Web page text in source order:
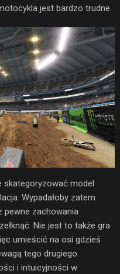
jest bardzo trudne.
model
Wypadałoby zatem
pewne zachowania
Nie jest to także gra
umieścić na osi gdzieś
tego drugiego.
i intuicyjności w